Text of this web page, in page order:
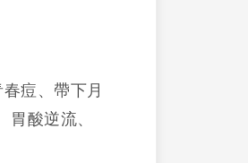
痘、帶下月
酸逆流、